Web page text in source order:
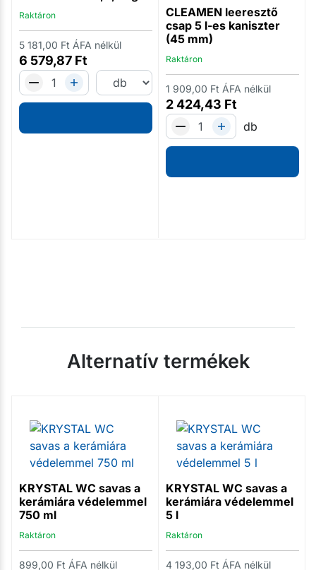
Raktáron
6 579,87 Ft
5 181,00 Ft ÁFA nélkül
CLEAMEN leeresztő
csap 5 l-es kaniszter
(45 mm)
Raktáron
2 424,43 Ft
1 909,00 Ft ÁFA nélkül
db
Alternatív termékek
KRYSTAL WC savas a
kerámiára védelemmel
750 ml
Raktáron
899,00 Ft ÁFA nélkül
KRYSTAL WC savas a
kerámiára védelemmel
5 l
Raktáron
4 193,00 Ft ÁFA nélkül